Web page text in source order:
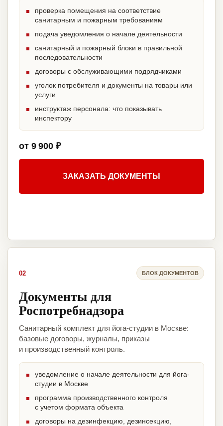
проверка помещения на соответствие
санитарным и пожарным требованиям
подача уведомления о начале деятельности
санитарный и пожарный блоки в правильной
последовательности
договоры с обслуживающими подрядчиками
уголок потребителя и документы на товары или
услуги
инструктаж персонала: что показывать
инспектору
от 9 900 ₽
ЗАКАЗАТЬ ДОКУМЕНТЫ
02 БЛОК ДОКУМЕНТОВ
Документы для
Роспотребнадзора
Санитарный комплект для йога-студии в Москве:
базовые договоры, журналы, приказы
и производственный контроль.
уведомление о начале деятельности для йога-
студии в Москве
программа производственного контроля
с учетом формата объекта
договоры на дезинфекцию, дезинсекцию,